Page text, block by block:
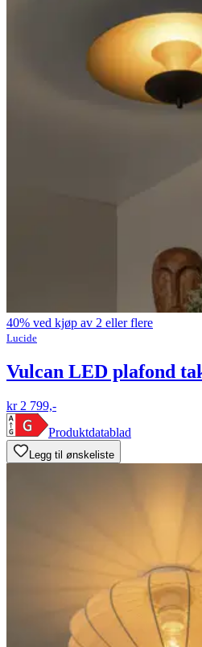
40% ved kjøp av 2 eller flere
Lucide
Vulcan LED plafond
kr 2 799,-
Produktdatablad
Legg til ønskeliste